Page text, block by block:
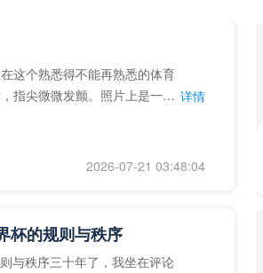
这个熟悉得不能再熟悉的体育
指尖微微发颤。照片上是一个 详情
2026-07-21 03:48:04
杯的规则与秩序
与秩序三十年了，我坐在评论